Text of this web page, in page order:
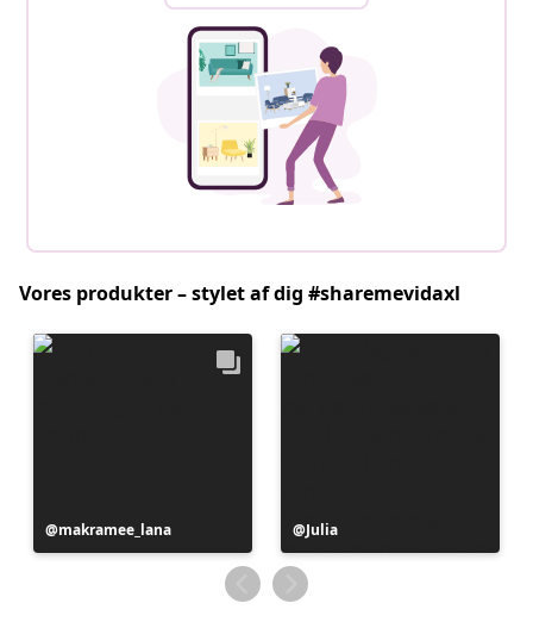
Vores produkter – stylet af dig #sharemevidaxl
Opslag
offentliggjort
makramee_lana
Opslag
offentliggjort
af
Julia